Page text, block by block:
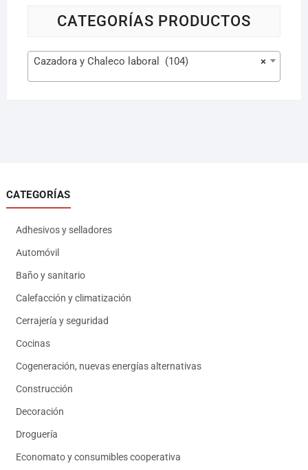
CATEGORÍAS PRODUCTOS
×
Cazadora y Chaleco laboral (104)
CATEGORÍAS
Adhesivos y selladores
Automóvil
Baño y sanitario
Calefacción y climatización
Cerrajería y seguridad
Cocinas
Cogeneración, nuevas energías alternativas
Construcción
Decoración
Droguería
Economato y consumibles cooperativa